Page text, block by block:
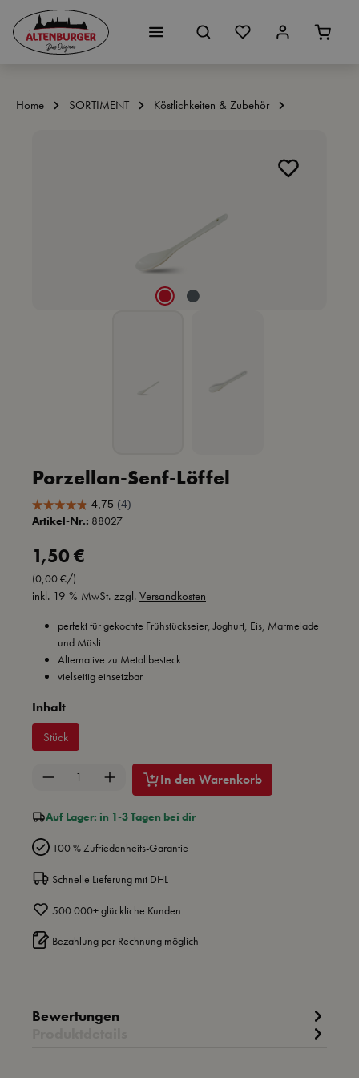
Zum Hauptinhalt springen
Home SORTIMENT Köstlichkeiten & Zubehör
Porzellan-Senf-Löffel
Artikel-Nr.: 88027
Regulärer Preis:
1,50 €
(0,00 €/)
inkl. 19 % MwSt. zzgl. Versandkosten
perfekt für gekochte Frühstückseier, Joghurt, Eis, Marmelade
und Müsli
Alternative zu Metallbesteck
vielseitig einsetzbar
Inhaltauswählen
Stück
Produkt Anzahl: Gib den gewünschten Wert
In den Warenkorb
Auf Lager: in 1-3 Tagen bei dir
100 % Zufriedenheits-Garantie
Schnelle Lieferung mit DHL
500.000+ glückliche Kunden
Bezahlung per Rechnung möglich
Bewertungen